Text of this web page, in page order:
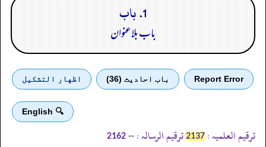
1. باب
باب بلاعنوان
Report Error باب احادیث (36) اظهار التشكيل
🔍 English
ترقیم العلمیہ : 2137 ترقیم الرسالہ : --
2162